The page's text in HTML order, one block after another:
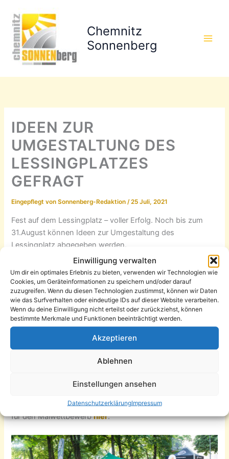
Einwilligung verwalten
Um dir ein optimales Erlebnis zu bieten, verwenden wir Technologien wie
Cookies, um Geräteinformationen zu speichern und/oder darauf
zuzugreifen. Wenn du diesen Technologien zustimmst, können wir Daten
wie das Surfverhalten oder eindeutige IDs auf dieser Website verarbeiten.
Wenn du deine Einwilligung nicht erteilst oder zurückziehst, können
bestimmte Merkmale und Funktionen beeinträchtigt werden.
Akzeptieren
Ablehnen
Einstellungen ansehen
DatenschutzerklärungImpressum
Inhalt
springen
Chemnitz
Sonnenberg
IDEEN ZUR
UMGESTALTUNG DES
LESSINGPLATZES
GEFRAGT
Eingepflegt von Sonnenberg-Redaktion/25 Juli, 2021
Fest auf dem Lessingplatz – voller Erfolg. Noch bis zum
31.August können Ideen zur Umgestaltung des
Lessingplatz abgegeben werden.
Dank des Einsatzes aller Lessingplatzakteure wie dem AJZ
Bauspielplatz, den AJZ Streetworkern, BLessing, Delphin
Projekte, dem Don Bosco Haus und den Stadtteilpiloten
wurde die Auftaktveranstaltung zur Beteiligung
„Umgestaltung des Lessingplatzes“ ein voller Erfolg. Über
gegeben. Noch bis zum 31. August können die ausgefüllten
Donnerstag zwischen 10 und 16 Uhr persönlich oder
Den Download Fragebogen gibt eshierund die Postkarte
für den Malwettbewerbhier.